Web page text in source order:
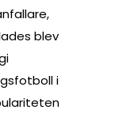
blev
i